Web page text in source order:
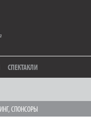
СПЕКТАКЛИ
,СПОНСОРЫ